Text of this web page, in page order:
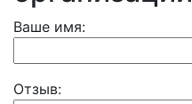
Ваше имя:
Отзыв: